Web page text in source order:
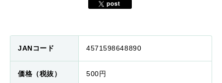
JANコード 4571598648890
価格（税抜） 500円